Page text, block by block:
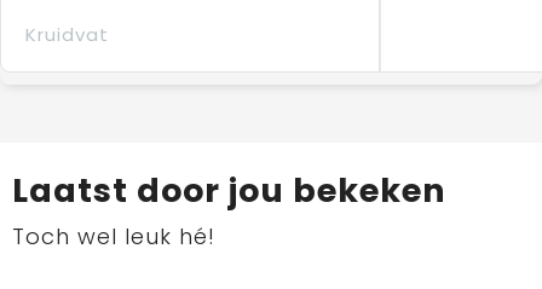
Kruidvat
Laatst door jou bekeken
Toch wel leuk hé!